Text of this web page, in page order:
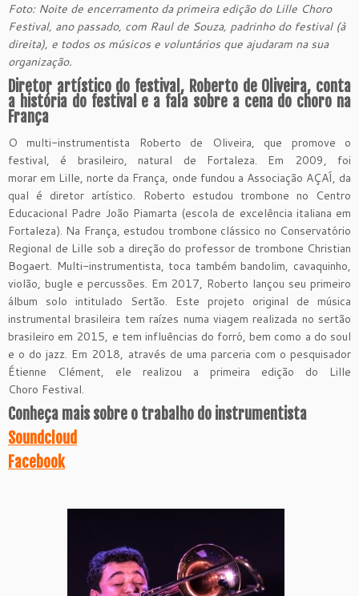
Foto: Noite de encerramento da primeira edição do Lille Choro
Festival, ano passado, com Raul de Souza, padrinho do festival (à
direita), e todos os músicos e voluntários que ajudaram na sua
organização.
Diretor artístico do festival, Roberto de Oliveira, conta
a história do festival e a fala sobre a cena do choro na
França
O multi-instrumentista Roberto de Oliveira, que promove o
festival, é brasileiro, natural de Fortaleza. Em 2009, foi
morar em Lille, norte da França, onde fundou a Associação AÇAÍ, da
qual é diretor artístico. Roberto estudou trombone no Centro
Educacional Padre João Piamarta (escola de excelência italiana em
Fortaleza). Na França, estudou trombone clássico no Conservatório
Regional de Lille sob a direção do professor de trombone Christian
Bogaert. Multi-instrumentista, toca também bandolim, cavaquinho,
violão, bugle e percussões. Em 2017, Roberto lançou seu primeiro
álbum solo intitulado Sertão. Este projeto original de música
instrumental brasileira tem raízes numa viagem realizada no sertão
brasileiro em 2015, e tem influências do forró, bem como a do soul
e o do jazz. Em 2018, através de uma parceria com o pesquisador
Étienne Clément, ele realizou a primeira edição do Lille
Choro Festival.
Conheça mais sobre o trabalho do instrumentista
Soundcloud
Facebook